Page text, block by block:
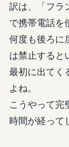
訳は、「フラ
で携帯電話を
何度も後ろに
は禁止すると
最初に出てく
よね。
こうやって完
時間が経って